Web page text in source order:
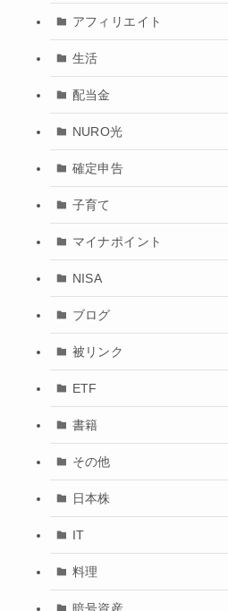
アフィリエイト
生活
配当金
NURO光
確定申告
子育て
マイナポイント
NISA
ブログ
被リンク
ETF
書籍
その他
日本株
IT
料理